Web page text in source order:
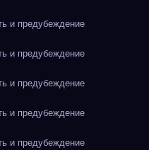
и предубеждение
и предубеждение
и предубеждение
и предубеждение
и предубеждение